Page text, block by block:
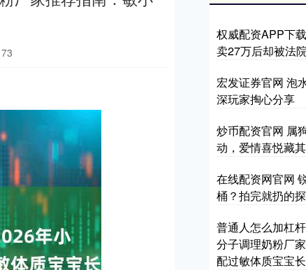
权威配资APP下
卖27万后却被法
宏发证券官网 泡
深玩家掏心分享
炒币配资官网 属
动，爱情喜悦藏
在线配资网官网
桶？拍完就扔的
普通人怎么加杠
分子调理奶粉厂
配过敏体质宝宝